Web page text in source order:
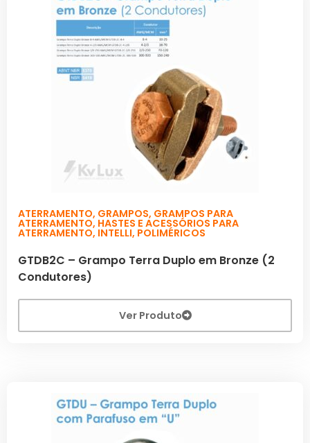
ATERRAMENTO, GRAMPOS, GRAMPOS PARA
ATERRAMENTO, HASTES E ACESSÓRIOS PARA
ATERRAMENTO, INTELLI, POLIMÉRICOS
GTDB2C – Grampo Terra Duplo em Bronze (2
Condutores)
Ver Produto